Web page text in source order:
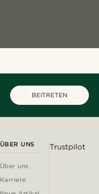
BEITRETEN
ÜBER UNS
Über uns
Karriere
Trustpilot